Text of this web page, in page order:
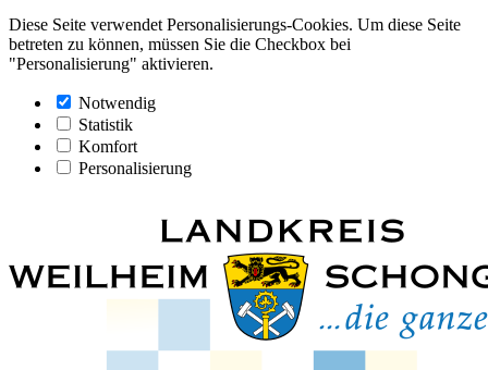
Diese Seite verwendet Personalisierungs-Cookies. Um diese Seite
betreten zu können, müssen Sie die Checkbox bei
"Personalisierung" aktivieren.
Notwendig
Statistik
Komfort
Personalisierung